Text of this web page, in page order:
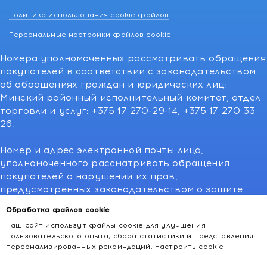
Обработка файлов cookie
Наш сайт использут файлы cookie для улучшения
пользовательского опыта, сбора статистики и представления
персонализированных рекомндаций. Настроить cookie
Политика использования cookie файлов
Персональные настройки файлов cookie
Номера уполномоченных рассматривать обращения
покупателей в соответствии с законодательством
об обращениях граждан и юридических лиц:
Минский районный исполнительный комитет, отдел
торговли и услуг: +375 17 270-29-14, +375 17 270 33
26.
Номер и адрес электронной почты лица,
уполномоченного рассматривать обращения
покупателей о нарушении их прав,
предусмотренных законодательством о защите
операторов), info@kakvapteke.by